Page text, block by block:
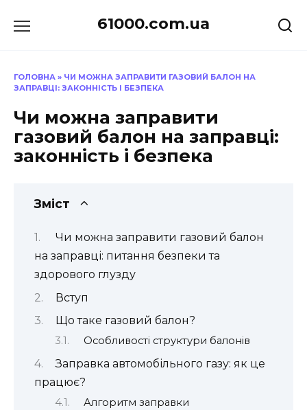
до
61000.com.ua
ГОЛОВНА » ЧИ МОЖНА ЗАПРАВИТИ ГАЗОВИЙ БАЛОН НА
ЗАПРАВЦІ: ЗАКОННІСТЬ І БЕЗПЕКА
Чи можна заправити
газовий балон на заправці:
законність і безпека
Зміст
Чи можна заправити газовий балон
на заправці: питання безпеки та
здорового глузду
Вступ
Що таке газовий балон?
Особливості структури балонів
Заправка автомобільного газу: як це
працює?
Алгоритм заправки